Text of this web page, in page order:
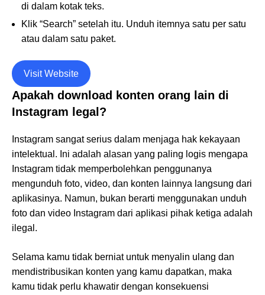
di dalam kotak teks.
Klik “Search” setelah itu. Unduh itemnya satu per satu
atau dalam satu paket.
Visit Website
Apakah download konten orang lain di
Instagram legal?
Instagram sangat serius dalam menjaga hak kekayaan
intelektual. Ini adalah alasan yang paling logis mengapa
Instagram tidak memperbolehkan penggunanya
mengunduh foto, video, dan konten lainnya langsung dari
aplikasinya. Namun, bukan berarti menggunakan unduh
foto dan video Instagram dari aplikasi pihak ketiga adalah
ilegal.
Selama kamu tidak berniat untuk menyalin ulang dan
mendistribusikan konten yang kamu dapatkan, maka
kamu tidak perlu khawatir dengan konsekuensi